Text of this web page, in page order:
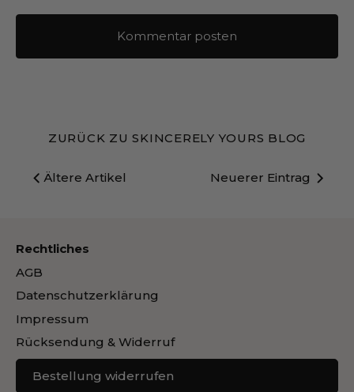
ZURÜCK ZU SKINCERELY YOURS BLOG
Ältere Artikel Neuerer Eintrag
Rechtliches
AGB
Datenschutzerklärung
Impressum
Rücksendung & Widerruf
Bestellung widerrufen